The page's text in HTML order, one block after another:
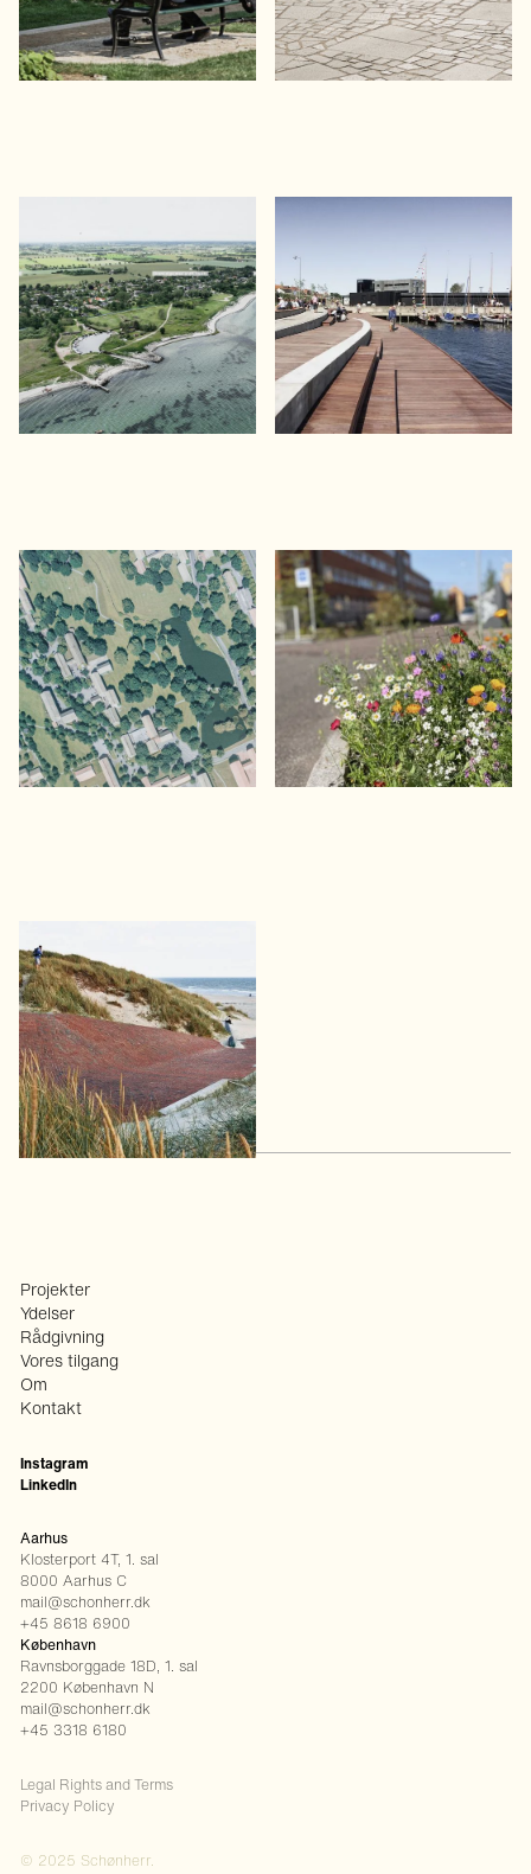
Strøby Egede
Klimatilpasning af udsat kystby
Stormflodssikring, byhængsel og
urbant mødested
Universitetsparken
Aarhus
Plan for bevaring og foryngelse af
et arkitektonisk mesterværk
Vejdirektoratets
Beplantningshåndbog
En vejledning til smukke, grønne
veje
Vestled, Hvide Sande
Når kunsten styrker
tilgængeligheden til havet
Projekter
Ydelser
Rådgivning
Vores tilgang
Om
Kontakt
Instagram
LinkedIn
Aarhus
Klosterport 4T, 1. sal
8000 Aarhus C
mail@schonherr.dk
+45 8618 6900
København
Ravnsborggade 18D, 1. sal
2200 København N
mail@schonherr.dk
+45 3318 6180
Legal Rights and Terms
Privacy Policy
© 2025 Schønherr.